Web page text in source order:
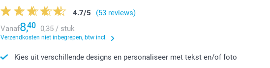
4.7/5
(53 reviews)
Vanaf8,40 0,35 / stuk
Verzendkosten niet inbegrepen, btw incl.
Kies uit verschillende designs en personaliseer met tekst en/of foto